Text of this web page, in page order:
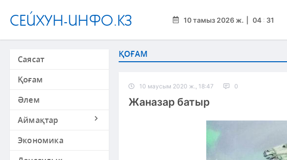
СЕЙХУН-ИНФО.КЗ 10 тамыз 2026 ж. 04 : 31
Саясат
Қоғам
Әлем
Аймақтар
Экономика
ҚОҒАМ
10 маусым 2020 ж., 18:47 0
Жаназар батыр